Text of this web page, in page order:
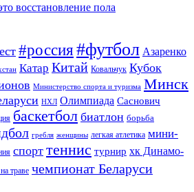
восстановление пола
#россия#футбол Азаренко
Катар Китай Ковальчук Кубок
Министерство спорта и туризма Минск
НХЛ Олимпиада Саснович
баскетбол биатлон борьба
гребля женщины легкая атлетика мини-
спорт теннис турнир хк Динамо-
траве чемпионат Беларуси